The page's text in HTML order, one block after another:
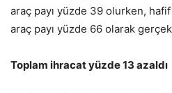
araç payı yüzde 39 olurken,
araç payı yüzde 66 olarak
Toplam ihracat yüzde 13 azaldı